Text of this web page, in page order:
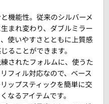
機能性。従来のシルバーメ
まれ変わり、ダブルミラー
使いやすさとともに上質感
ることができます。
されたフォルムに、使うた
フィル対応なので、ベース
ップスティックを簡単に交
なるアイテムです。